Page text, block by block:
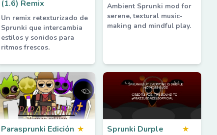
(1.6) Remix
Un remix retexturizado de
Sprunki que intercambia
estilos y sonidos para
ritmos frescos.
Ambient Sprunki mod for
serene, textural music-
making and mindful play.
Parasprunki Edición ★
Sprunki Durple
★